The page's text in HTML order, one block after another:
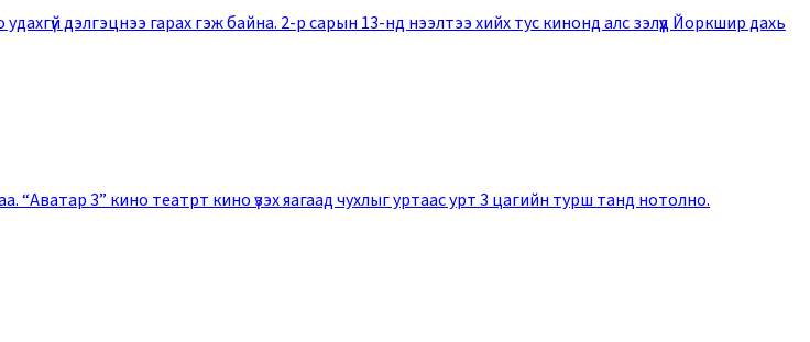
дэлгэцнээ гарах гэж байна. 2-р сарын 13-нд нээлтээ хийх тус кинонд алс зэлүүд Йоркшир дахь
“Аватар 3” кино театрт кино үзэх яагаад чухлыг уртаас урт 3 цагийн турш танд нотолно.